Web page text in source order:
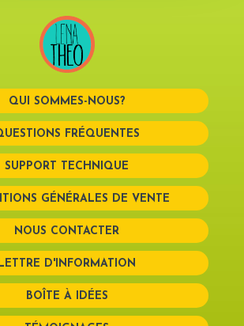
QUI SOMMES-NOUS?
FRÉQUENTES
SUPPORT TECHNIQUE
GÉNÉRALES DE VENTE
NOUS CONTACTER
LETTRE D'INFORMATION
BOÎTE À IDÉES